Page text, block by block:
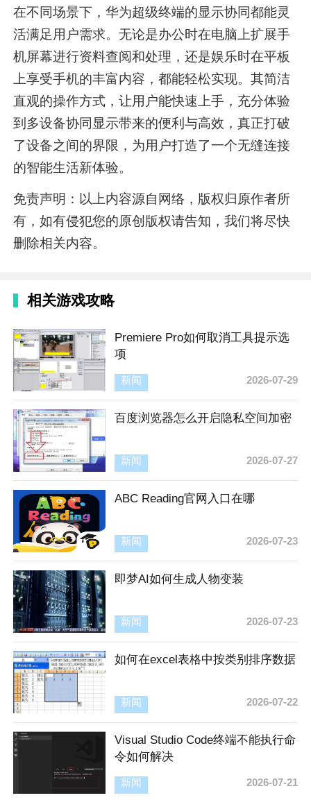
在不同场景下，华为超级终端的显示协同都能灵
活满足用户需求。无论是办公时在电脑上扩展手
机屏幕进行资料查阅和处理，还是娱乐时在平板
上享受手机的丰富内容，都能轻松实现。其简洁
直观的操作方式，让用户能快速上手，充分体验
到多设备协同显示带来的便利与高效，真正打破
了设备之间的界限，为用户打造了一个无缝连接
的智能生活新体验。
免责声明：以上内容源自网络，版权归原作者所
有，如有侵犯您的原创版权请告知，我们将尽快
删除相关内容。
相关游戏攻略
Premiere Pro如何取消工具提示选
项
新闻 2026-07-29
百度浏览器怎么开启隐私空间加密
新闻 2026-07-27
ABC Reading官网入口在哪
新闻 2026-07-23
即梦AI如何生成人物变装
新闻 2026-07-23
如何在excel表格中按类别排序数据
新闻 2026-07-22
Visual Studio Code终端不能执行命
令如何解决
新闻 2026-07-21